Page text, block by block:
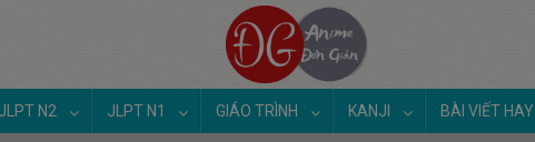
JLPT N2 JLPT N1 GIÁO TRÌNH KANJI BÀI VIẾT HAY